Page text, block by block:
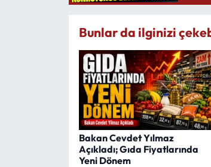
Bunlar da ilginizi
Bakan Cevdet Yılmaz
Açıkladı; Gıda Fiyatlarında
Yeni Dönem